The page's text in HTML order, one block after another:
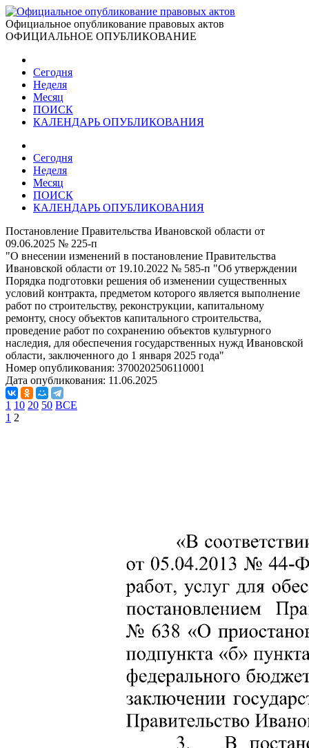
Официальное опубликование правовых актов
ОФИЦИАЛЬНОЕ ОПУБЛИКОВАНИЕ
Сегодня
Неделя
Месяц
ПОИСК
КАЛЕНДАРЬ ОПУБЛИКОВАНИЯ
Сегодня
Неделя
Месяц
ПОИСК
КАЛЕНДАРЬ ОПУБЛИКОВАНИЯ
Постановление Правительства Ивановской области от
09.06.2025 № 225-п
"О внесении изменений в постановление Правительства
Ивановской области от 19.10.2022 № 585-п "Об утверждении
Порядка подготовки решения об изменении существенных
условий контракта, предметом которого является выполнение
работ по строительству, реконструкции, капитальному
ремонту, сносу объектов капитального строительства,
проведение работ по сохранению объектов культурного
наследия, для обеспечения государственных нужд Ивановской
области, заключенного до 1 января 2025 года"
Номер опубликования: 3700202506110001
Дата опубликования: 11.06.2025
1 10 20 50 ВСЕ
1 2